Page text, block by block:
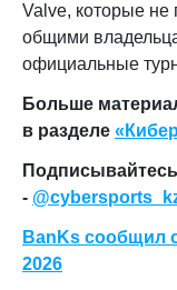
Valve, которые не
общими
официальные
Больше
в разделе
-
BanKs сообщил
2026